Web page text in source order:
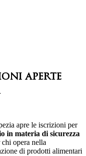
aperte
apre le iscrizioni per
in materia di sicurezza
chi opera nella
di prodotti alimentari